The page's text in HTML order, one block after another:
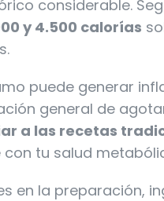
considerable.
y 4.500 calorías
puede generar
general de
a las recetas
tu salud
en la preparación,